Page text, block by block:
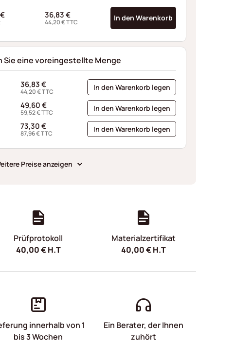
€ 36,83€
44,20€TTC In den Warenkorb
Sie eine voreingestellte Menge
36,83€
44,20€TTC In den Warenkorb legen
49,60€
59,52€TTC In den Warenkorb legen
73,30€
87,96€TTC In den Warenkorb legen
Preise anzeigen
Prüfprotokoll
40,00€H.T
Materialzertifikat
40,00€H.T
innerhalb von 1
bis 3 Wochen
Ein Berater, der Ihnen
zuhört